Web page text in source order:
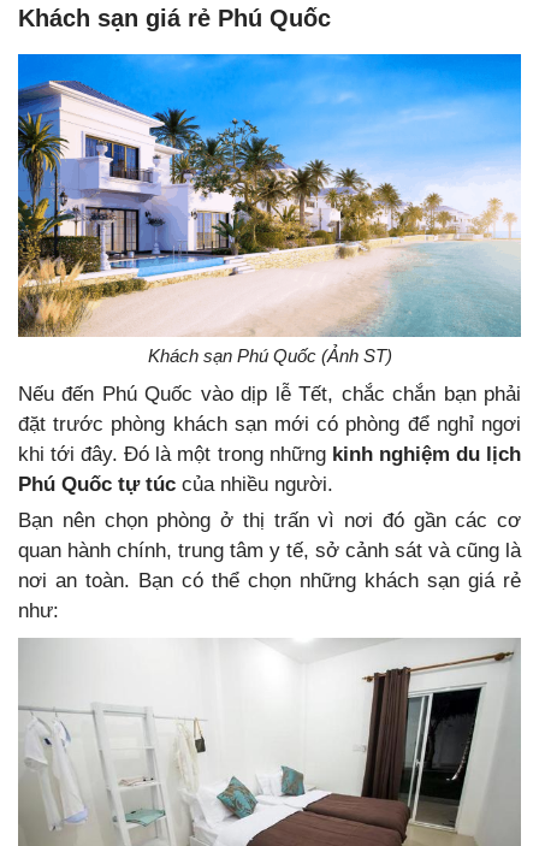
Khách sạn giá rẻ Phú Quốc
Khách sạn Phú Quốc (Ảnh ST)
Nếu đến Phú Quốc vào dịp lễ Tết, chắc chắn bạn phải
đặt trước phòng khách sạn mới có phòng để nghỉ ngơi
khi tới đây. Đó là một trong những kinh nghiệm du lịch
Phú Quốc tự túc của nhiều người.
Bạn nên chọn phòng ở thị trấn vì nơi đó gần các cơ
quan hành chính, trung tâm y tế, sở cảnh sát và cũng là
nơi an toàn. Bạn có thể chọn những khách sạn giá rẻ
như: